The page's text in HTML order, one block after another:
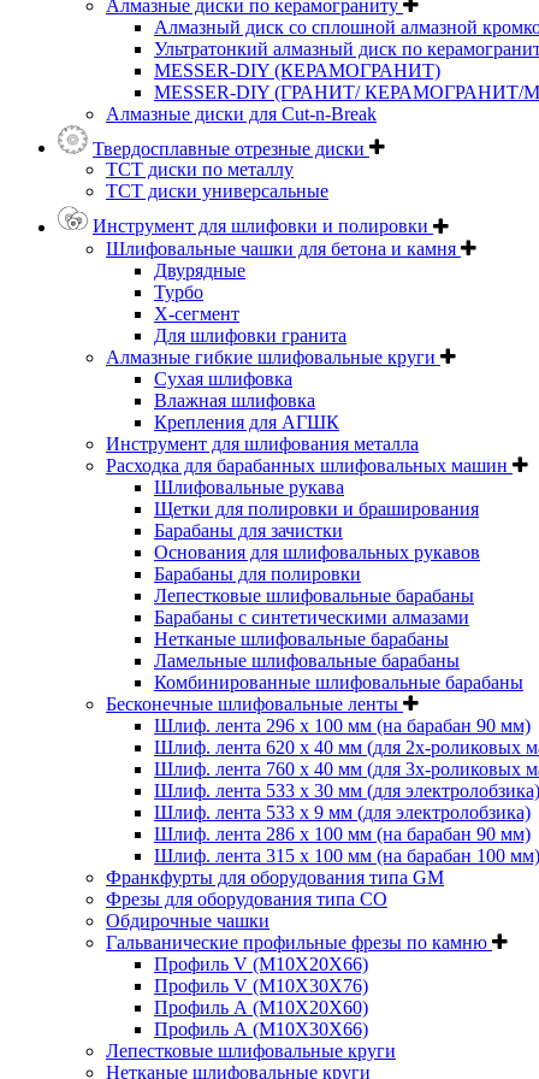
Алмазные диски по керамограниту
Алмазный диск со сплошной алмазной
Ультратонкий алмазный диск по
MESSER-DIY (КЕРАМОГРАНИТ)
MESSER-DIY (ГРАНИТ/ КЕРАМОГРАНИТ/
Алмазные диски для Cut-n-Break
Твердосплавные отрезные диски
ТСТ диски по металлу
ТСТ диски универсальные
Инструмент для шлифовки и полировки
Шлифовальные чашки для бетона и камня
Двурядные
Турбо
Х-сегмент
Для шлифовки гранита
Алмазные гибкие шлифовальные круги
Cухая шлифовка
Влажная шлифовка
Крепления для АГШК
Инструмент для шлифования металла
Расходка для барабанных шлифовальных машин
Шлифовальные рукава
Щетки для полировки и браширования
Барабаны для зачистки
Основания для шлифовальных рукавов
Барабаны для полировки
Лепестковые шлифовальные барабаны
Барабаны с синтетическими алмазами
Нетканые шлифовальные барабаны
Ламельные шлифовальные барабаны
Комбинированные шлифовальные барабаны
Бесконечные шлифовальные ленты
Шлиф. лента 296 х 100 мм (на барабан 90 мм)
Шлиф. лента 620 х 40 мм (для 2х-роликовых
Шлиф. лента 760 х 40 мм (для 3х-роликовых
Шлиф. лента 533 х 30 мм (для электролобзика)
Шлиф. лента 533 х 9 мм (для электролобзика)
Шлиф. лента 286 х 100 мм (на барабан 90 мм)
Шлиф. лента 315 х 100 мм (на барабан 100 мм)
Франкфурты для оборудования типа GM
Фрезы для оборудования типа СО
Обдирочные чашки
Гальванические профильные фрезы по камню
Профиль V (M10X20X66)
Профиль V (M10X30X76)
Профиль А (М10Х20Х60)
Профиль А (М10Х30Х66)
Лепестковые шлифовальные круги
Нетканые шлифовальные круги